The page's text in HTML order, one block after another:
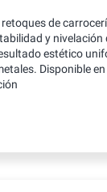
de
y nivelación
estético
Disponible